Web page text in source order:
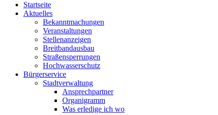
Startseite
Aktuelles
Bekanntmachungen
Veranstaltungen
Stellenanzeigen
Breitbandausbau
Straßensperrungen
Hochwasserschutz
Bürgerservice
Stadtverwaltung
Ansprechpartner
Organigramm
Was erledige ich wo